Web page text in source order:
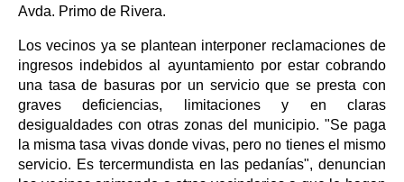
Avda. Primo de Rivera.
Los vecinos ya se plantean interponer reclamaciones de
ingresos indebidos al ayuntamiento por estar cobrando
una tasa de basuras por un servicio que se presta con
graves deficiencias, limitaciones y en claras
desigualdades con otras zonas del municipio. "Se paga
la misma tasa vivas donde vivas, pero no tienes el mismo
servicio. Es tercermundista en las pedanías", denuncian